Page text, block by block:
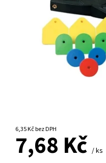
6,35 Kč bez DPH
7,68 Kč / ks